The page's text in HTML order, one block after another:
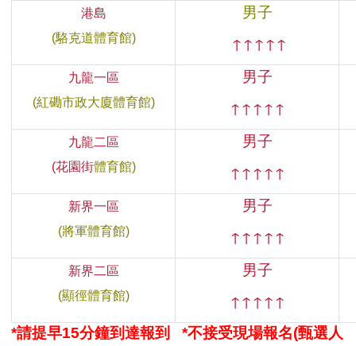
港島
(駱克道體育館)
男子
↑↑↑↑↑
九龍一區
(紅磡市政大廈體育館)
男子
↑↑↑↑↑
九龍二區
(花園街體育館)
男子
↑↑↑↑↑
新界一區
(將軍體育館)
男子
↑↑↑↑↑
新界二區
(顯徑體育館)
男子
↑↑↑↑↑
*請提早15分鐘到達報到 *不接受現場報名(甄選人